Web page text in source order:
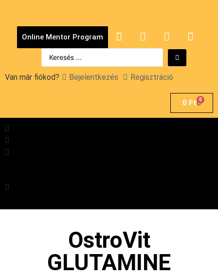
Online Mentor Program
Van már fiókod? Bejelentkezés Regisztráció
0 Ft 0
OstroVit
GLUTAMINE